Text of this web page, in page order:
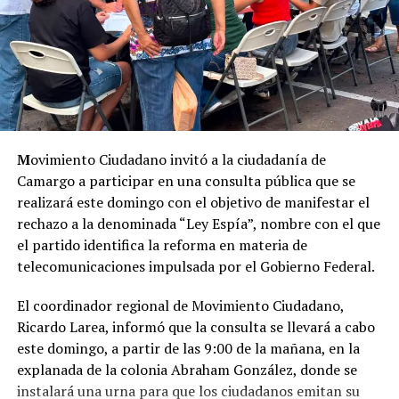
del cultivo, pues el precio del chile ha disminuido y
muchos consideran que ya no es costeable invertir en
insecticidas.
Por su parte, el técnico Luis Javier Mendoza,
responsable de la zona de Laguna de las Vacas, La
en esos sectores la incidencia es menor gracias a la
participación activa de los agricultores, quienes acuden
por los insumos y siguen las recomendaciones técnicas.
En tanto, Alicia García, encargada del monitoreo en San
Francisco de Conchos y Ojo de Agua, señaló que durante
500 picudos en una sola trampa, lo que refleja el rápido
crecimiento de la plaga cuando no se aplican medidas
preventivas de manera oportuna.
Los especialistas coincidieron en que el picudo no puede
Movimiento Ciudadano invitó a la ciudadanía de
Camargo a participar en una consulta pública que se
realizará este domingo con el objetivo de manifestar el
rechazo a la denominada “Ley Espía”, nombre con el que
el partido identifica la reforma en materia de
telecomunicaciones impulsada por el Gobierno Federal.
El coordinador regional de Movimiento Ciudadano,
Ricardo Larea, informó que la consulta se llevará a cabo
este domingo, a partir de las 9:00 de la mañana, en la
explanada de la colonia Abraham González, donde se
instalará una urna para que los ciudadanos emitan su